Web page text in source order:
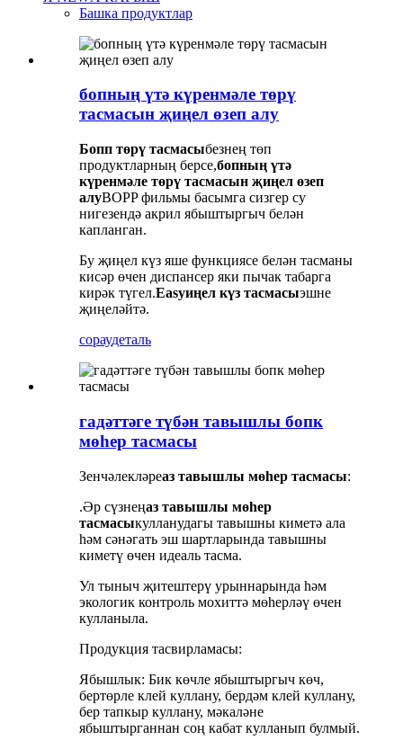
Башка продуктлар
бопның үтә күренмәле төрү
тасмасын җиңел өзеп алу
Бопп төрү тасмасыбезнең төп
продуктларның берсе,бопның үтә
күренмәле төрү тасмасын җиңел өзеп
алуBOPP фильмы басымга сизгер су
нигезендә акрил ябыштыргыч белән
капланган.
Бу җиңел күз яше функциясе белән тасманы
кисәр өчен диспансер яки пычак табарга
кирәк түгел.Easyиңел күз тасмасыэшне
җиңеләйтә.
сораудеталь
гадәттәге түбән тавышлы бопк
мөһер тасмасы
Зенчәлекләреаз тавышлы мөһер тасмасы:
.Әр сүзнеңаз тавышлы мөһер
тасмасыкулланудагы тавышны киметә ала
һәм сәнәгать эш шартларында тавышны
киметү өчен идеаль тасма.
Ул тыныч җитештерү урыннарында һәм
экологик контроль мохиттә мөһерләү өчен
кулланыла.
Продукция тасвирламасы:
Ябышлык: Бик көчле ябыштыргыч көч,
бертөрле клей куллану, бердәм клей куллану,
бер тапкыр куллану, мәкаләне
ябыштырганнан соң кабат кулланып булмый.